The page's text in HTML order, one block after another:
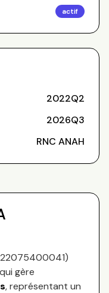
actif
2022Q2
2026Q3
RNC ANAH
)
qui gère
, représentant un